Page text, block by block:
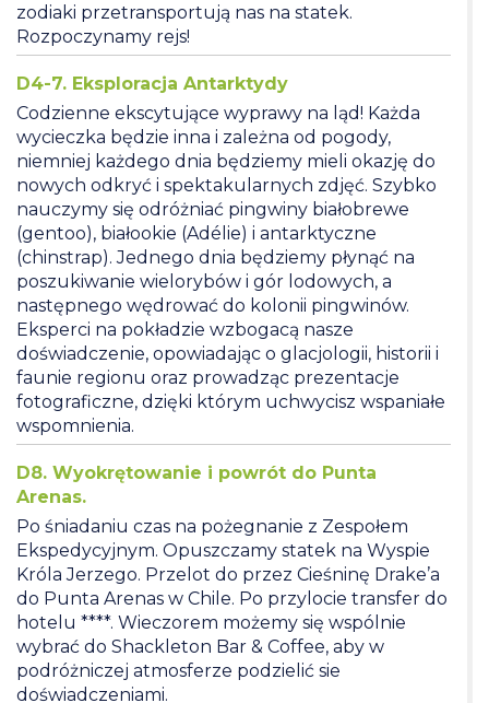
zodiaki przetransportują nas na statek.
Rozpoczynamy rejs!
D4-7. Eksploracja Antarktydy
Codzienne ekscytujące wyprawy na ląd! Każda
wycieczka będzie inna i zależna od pogody,
niemniej każdego dnia będziemy mieli okazję do
nowych odkryć i spektakularnych zdjęć. Szybko
nauczymy się odróżniać pingwiny białobrewe
(gentoo), białookie (Adélie) i antarktyczne
(chinstrap). Jednego dnia będziemy płynąć na
poszukiwanie wielorybów i gór lodowych, a
następnego wędrować do kolonii pingwinów.
Eksperci na pokładzie wzbogacą nasze
doświadczenie, opowiadając o glacjologii, historii i
faunie regionu oraz prowadząc prezentacje
fotograficzne, dzięki którym uchwycisz wspaniałe
wspomnienia.
D8. Wyokrętowanie i powrót do Punta
Arenas.
Po śniadaniu czas na pożegnanie z Zespołem
Ekspedycyjnym. Opuszczamy statek na Wyspie
Króla Jerzego. Przelot do przez Cieśninę Drake’a
do Punta Arenas w Chile. Po przylocie transfer do
hotelu ****. Wieczorem możemy się wspólnie
wybrać do Shackleton Bar & Coffee, aby w
podróżniczej atmosferze podzielić sie
doświadczeniami.